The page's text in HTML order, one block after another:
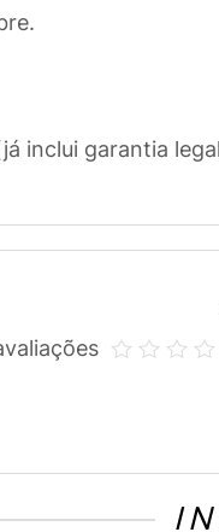
inclui garantia